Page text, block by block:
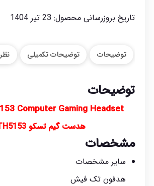
تاریخ بروزرسانی محصول: 23 تیر 1404
توضیحات توضیحات تکمیلی
توضیحات
TSCO TH 5153 Computer Gaming Headset
هدست گیم تسکو
مشخصات
سایر مشخصات
هدفون تک فیش